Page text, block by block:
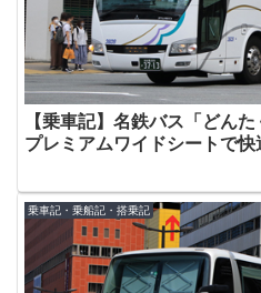
【乗車記】名鉄バス「どん
プレミアムワイドシートで
乗車記・乗船記・搭乗記